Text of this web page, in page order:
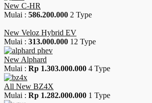
New C-HR
Mulai : 586.200.000 2 Type
New Veloz Hybrid EV
Mulai : 313.000.000 12 Type
New Alphard
Mulai : Rp 1.303.000.000 4 Type
All New BZ4X
Mulai : Rp 1.282.000.000 1 Type